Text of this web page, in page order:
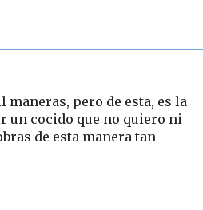
pero de esta, es la
un cocido que no quiero ni
de esta manera tan